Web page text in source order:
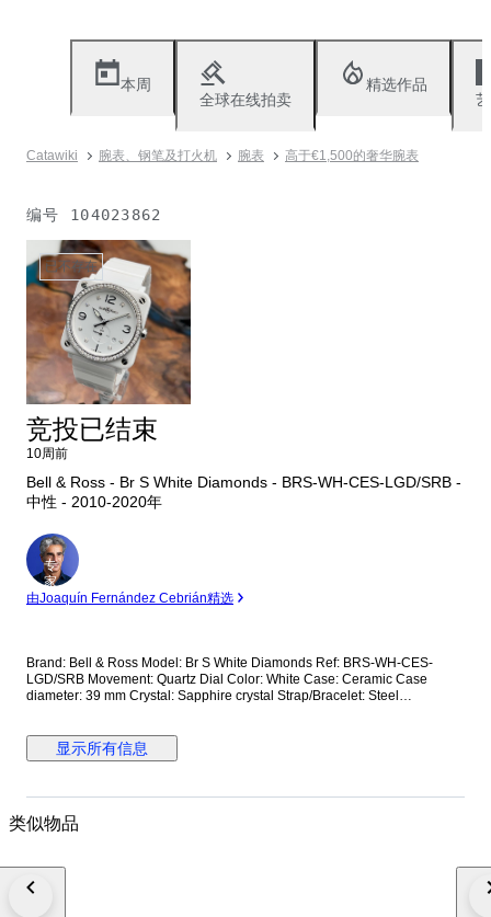
本周
全球在线拍卖
精选作品
Catawiki 腕表、钢笔及打火机 腕表 高于€1,500的奢华腕表
编号 104023862
已不存在
竞投已结束
10周前
Bell & Ross - Br S White Diamonds - BRS-WH-CES-LGD/SRB -
中性 - 2010-2020年
专
家
由Joaquín Fernández Cebrián精选
Brand: Bell & Ross Model: Br S White Diamonds Ref: BRS-WH-CES-
LGD/SRB Movement: Quartz Dial Color: White Case: Ceramic Case
diameter: 39 mm Crystal: Sapphire crystal Strap/Bracelet: Steel
DHL (fast shipping with tracking and signature) **Optional shipping from
Europe(EU) is available. Please contact seller for details.
显示所有信息
类似物品